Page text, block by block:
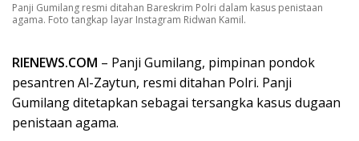
Panji Gumilang resmi ditahan Bareskrim Polri dalam kasus penistaan
agama. Foto tangkap layar Instagram Ridwan Kamil.
RIENEWS.COM – Panji Gumilang, pimpinan pondok
pesantren Al-Zaytun, resmi ditahan Polri. Panji
Gumilang ditetapkan sebagai tersangka kasus dugaan
penistaan agama.